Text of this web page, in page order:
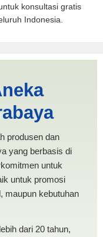
konsultasi gratis
Indonesia.
produsen dan
yang berbasis di
untuk
untuk promosi
maupun kebutuhan
dari 20 tahun,